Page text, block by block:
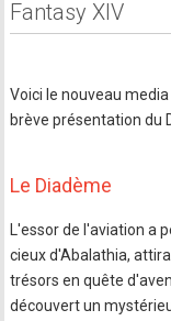
Fantasy XIV
Voici le nouveau
brève présentation du
Le Diadème
L'essor de l'aviation a
cieux d'Abalathia,
trésors en quête
découvert un